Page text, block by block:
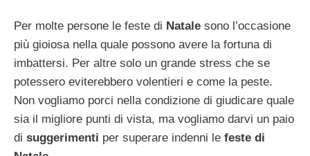
Per molte persone le feste di Natale sono l’occasione
più gioiosa nella quale possono avere la fortuna di
imbattersi. Per altre solo un grande stress che se
potessero eviterebbero volentieri e come la peste.
Non vogliamo porci nella condizione di giudicare quale
sia il migliore punti di vista, ma vogliamo darvi un paio
di suggerimenti per superare indenni le feste di